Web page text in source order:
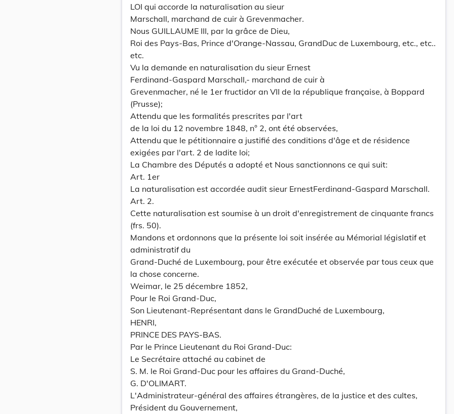
LOI qui accorde la naturalisation au sieur
Marschall, marchand de cuir à Grevenmacher.
Nous GUILLAUME III, par la grâce de Dieu,
Roi des Pays-Bas, Prince d'Orange-Nassau, GrandDuc de Luxembourg, etc., etc..
etc.
Vu la demande en naturalisation du sieur Ernest
Ferdinand-Gaspard Marschall,- marchand de cuir à
Grevenmacher, né le 1er fructidor an VII de la république française, à Boppard
(Prusse);
Attendu que les formalités prescrites par l'art
de la loi du 12 novembre 1848, n° 2, ont été observées,
Attendu que le pétitionnaire a justifié des conditions d'âge et de résidence
exigées par l'art. 2 de ladite loi;
La Chambre des Députés a adopté et Nous sanctionnons ce qui suit:
Art. 1er
La naturalisation est accordée audit sieur ErnestFerdinand-Gaspard Marschall.
Art. 2.
Cette naturalisation est soumise à un droit d'enregistrement de cinquante francs
(frs. 50).
Mandons et ordonnons que la présente loi soit insérée au Mémorial législatif et
administratif du
Grand-Duché de Luxembourg, pour être exécutée et observée par tous ceux que
la chose concerne.
Weimar, le 25 décembre 1852,
Pour le Roi Grand-Duc,
Son Lieutenant-Représentant dans le GrandDuché de Luxembourg,
HENRI,
PRINCE DES PAYS-BAS.
Par le Prince Lieutenant du Roi Grand-Duc:
Le Secrétaire attaché au cabinet de
S. M. le Roi Grand-Duc pour les affaires du Grand-Duché,
G. D'OLIMART.
L'Administrateur-général des affaires étrangères, de la justice et des cultes,
Président du Gouvernement,